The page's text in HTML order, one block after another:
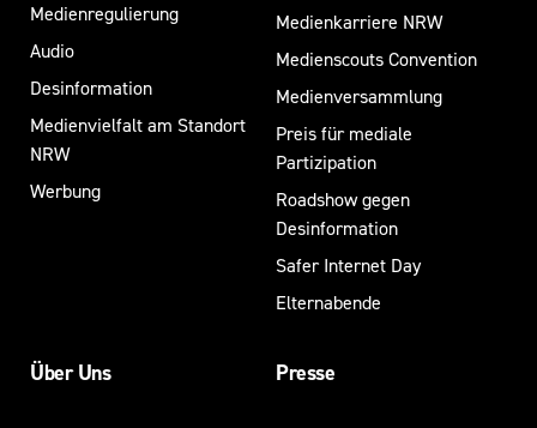
Medienregulierung
Audio
Desinformation
Medienvielfalt am Standort
NRW
Werbung
Medienkarriere NRW
Medienscouts Convention
Medienversammlung
Preis für mediale
Partizipation
Roadshow gegen
Desinformation
Safer Internet Day
Elternabende
Über Uns Presse